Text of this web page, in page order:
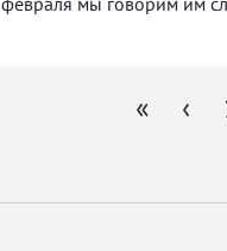
февраля мы говорим им
« ‹